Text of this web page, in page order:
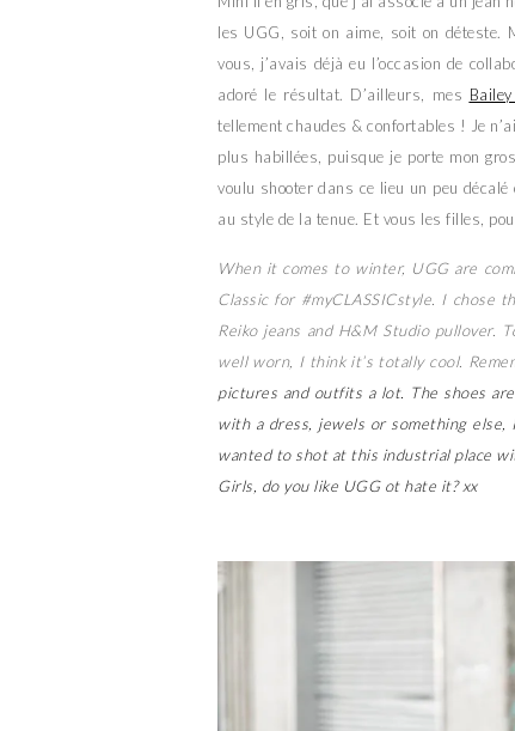
les UGG, soit on aime, soit on déteste.
vous, j’avais déjà eu l’occasion de
adoré le résultat. D’ailleurs, mes
tellement chaudes & confortables ! Je
plus habillées, puisque je porte mon
voulu shooter dans ce lieu un peu
au style de la tenue. Et vous les filles,
When it comes to winter, UGG are
Classic for #myCLASSICstyle. I chose
Reiko jeans and H&M Studio pullover.
well worn, I think it’s totally cool.
pictures and outfits a lot. The shoes
with a dress, jewels or something
wanted to shot at this industrial place
Girls, do you like UGG ot hate it? xx